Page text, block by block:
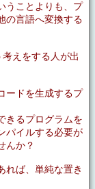
うことよりも、プ
の言語へ変換する
えをする人が出
ードを生成するプ
きるプログラムを
パイルする必要が
んか？
れば、単純な置き